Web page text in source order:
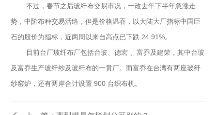
不过，春节之后玻纤布交易市况，一改去年下半年急涨走
势，中阶布种交易活络，但是价格温吞，以大陆大厂指标中国巨
石的股价为指标，近两周以来自高点已下跌 24.91%。
目前台厂玻纤布厂包括台玻、德宏 、富乔及建荣，其中台玻
及富乔生产玻纤纱及玻纤布的一贯厂。而富乔在台湾有两座玻纤
纱窑炉，还有两岸合计设置 900 台织布机。